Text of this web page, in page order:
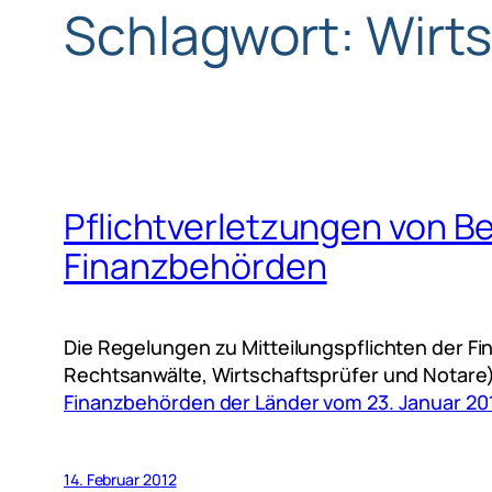
Schlagwort:
Pflichtverletzungen von
Finanzbehörden
Die Regelungen zu Mitteilungspflichten der
Rechtsanwälte, Wirtschaftsprüfer und
Finanzbehörden der Länder vom 23. Januar
14. Februar 2012